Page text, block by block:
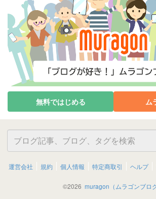
無料ではじめる ム
運営会社 規約 個人情報 特定商取引 ヘルプ
©2026 muragon（ムラゴンブロ